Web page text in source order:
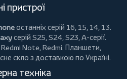
пристрої
останніх серій 16, 15, 14, 13.
серій S25, S24, S23, A-серії.
Redmi Note, Redmi. Планшети,
скло з доставкою по Україні.
техніка